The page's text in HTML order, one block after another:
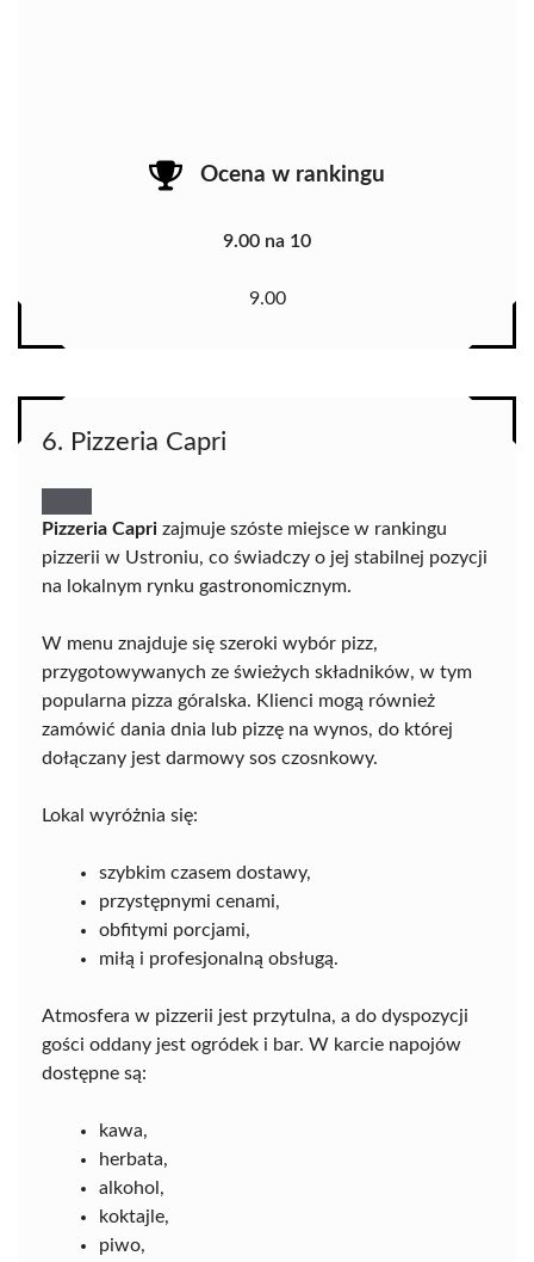
Ocena w rankingu
9.00 na 10
9.00
6. Pizzeria Capri
Pizzeria Capri zajmuje szóste miejsce w rankingu
pizzerii w Ustroniu, co świadczy o jej stabilnej pozycji
na lokalnym rynku gastronomicznym.
W menu znajduje się szeroki wybór pizz,
przygotowywanych ze świeżych składników, w tym
popularna pizza góralska. Klienci mogą również
zamówić dania dnia lub pizzę na wynos, do której
dołączany jest darmowy sos czosnkowy.
Lokal wyróżnia się:
szybkim czasem dostawy,
przystępnymi cenami,
obfitymi porcjami,
miłą i profesjonalną obsługą.
Atmosfera w pizzerii jest przytulna, a do dyspozycji
gości oddany jest ogródek i bar. W karcie napojów
dostępne są:
kawa,
herbata,
alkohol,
koktajle,
piwo,